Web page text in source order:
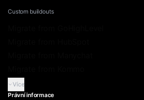
Custom buildouts
Více
Právní informace